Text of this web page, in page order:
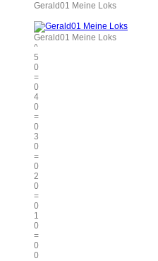
Gerald01 Meine Loks
Gerald01 Meine Loks
^
5
0
=
0
4
0
=
0
3
0
=
0
2
0
=
0
1
0
=
0
0